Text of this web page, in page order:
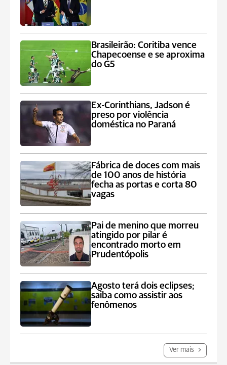
Brasileirão: Coritiba vence
Chapecoense e se aproxima
do G5
Ex-Corinthians, Jadson é
preso por violência
doméstica no Paraná
Fábrica de doces com mais
de 100 anos de história
fecha as portas e corta 80
vagas
Pai de menino que morreu
atingido por pilar é
encontrado morto em
Prudentópolis
Agosto terá dois eclipses;
saiba como assistir aos
fenômenos
Ver mais